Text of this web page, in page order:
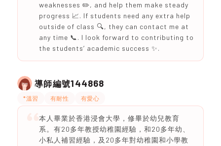
weaknesses ✏️, and help them make steady
progress 📈. If students need any extra help
outside of class 🔍, they can contact me at
any time 📞. I look forward to contributing to
the students’ academic success ✨.
導師編號144868
*溫習 有耐性 有愛心
本人畢業於香港浸會大學，修畢於幼兒教育
系。有20多年教授幼稚園經驗，和20多年幼、
小私人補習經驗，及20多年對幼稚園和小學教